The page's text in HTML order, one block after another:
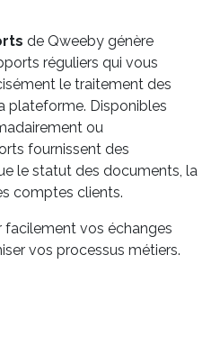
de Qweeby génère
réguliers qui vous
le traitement des
plateforme. Disponibles
ou
fournissent des
le statut des documents, la
comptes clients.
facilement vos échanges
vos processus métiers.